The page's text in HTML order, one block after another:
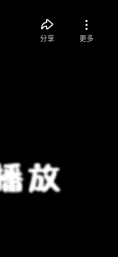
分享 更多